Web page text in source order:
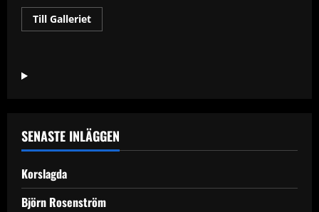
Till GallerietRead
more
SENASTE INLÄGGEN
Korslagda
Björn Rosenström